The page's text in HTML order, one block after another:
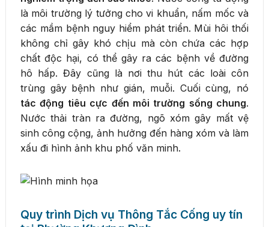
là môi trường lý tưởng cho vi khuẩn, nấm mốc và
các mầm bệnh nguy hiểm phát triển. Mùi hôi thối
không chỉ gây khó chịu mà còn chứa các hợp
chất độc hại, có thể gây ra các bệnh về đường
hô hấp. Đây cũng là nơi thu hút các loài côn
trùng gây bệnh như gián, muỗi. Cuối cùng, nó
tác động tiêu cực đến môi trường sống chung.
Nước thải tràn ra đường, ngõ xóm gây mất vệ
sinh công cộng, ảnh hưởng đến hàng xóm và làm
xấu đi hình ảnh khu phố văn minh.
Quy trình Dịch vụ Thông Tắc Cống uy tín